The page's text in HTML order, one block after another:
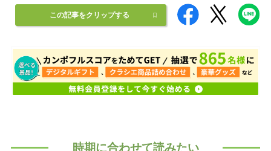
この記事をクリップする
時期に合わせて読みたい